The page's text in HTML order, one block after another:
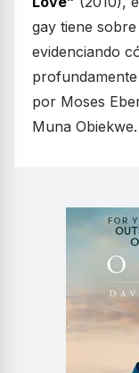
gay tiene
evidenciando
por Moses
Muna Obiekwe.